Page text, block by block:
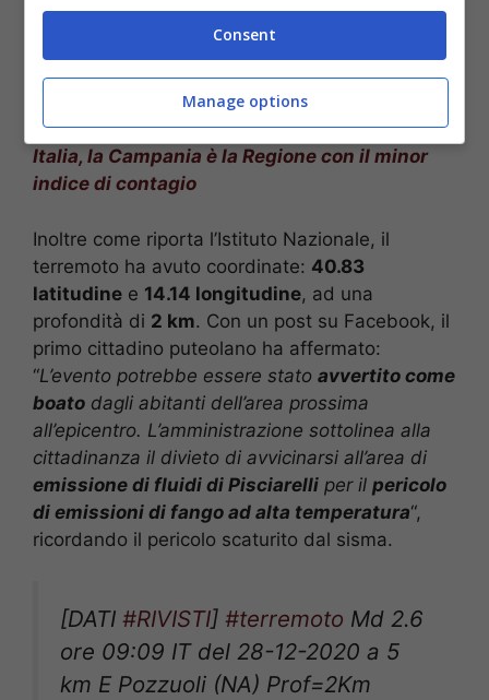
POTREBBE INTERESSARTI >>>Coronavirus
Italia, la Campania è la Regione con il minor
indice di contagio
Inoltre come riporta l’Istituto Nazionale, il
terremoto ha avuto coordinate: 40.83
latitudine e 14.14 longitudine, ad una
profondità di 2 km. Con un post su Facebook, il
primo cittadino puteolano ha affermato:
“L’evento potrebbe essere stato avvertito come
boato dagli abitanti dell’area prossima
all’epicentro. L’amministrazione sottolinea alla
cittadinanza il divieto di avvicinarsi all’area di
emissione di fluidi di Pisciarelli per il pericolo
di emissioni di fango ad alta temperatura“,
ricordando il pericolo scaturito dal sisma.
[DATI #RIVISTI] #terremoto Md 2.6
ore 09:09 IT del 28-12-2020 a 5
km E Pozzuoli (NA) Prof=2Km
Consent
Manage options